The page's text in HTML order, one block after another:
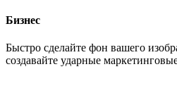
Бизнес
Быстро сделайте фон вашего
создавайте ударные